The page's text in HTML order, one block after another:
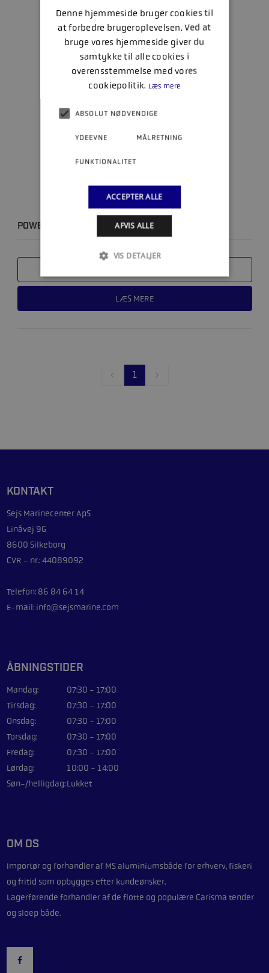
POWER TRIM OG STYRETØJS OLIE - 946 ML
LÆS MERE
1
KONTAKT
Sejs Marinecenter ApS
Linåvej 9G
8600 Silkeborg
CVR - nr.: 44089092
Telefon: 86 84 64 14
E-mail: info@sejsmarine.com
ÅBNINGSTIDER
Mandag:
07:30 - 17:00
Tirsdag:
07:30 - 17:00
Onsdag:
07:30 - 17:00
Torsdag:
07:30 - 17:00
Fredag:
07:30 - 17:00
Lørdag:
10:00 - 14:00
Søn-/helligdag:Lukket
OM OS
Importør og forhandler af MS aluminiumsbåde for erhverv, fiskeri
og fritid som opbygges efter kundeønsker.
Lagerførende forhandler af de flotte og populære Carisma tender
og sloep både.
Denne hjemmeside bruger cookies til
at forbedre brugeroplevelsen. Ved at
bruge vores hjemmeside giver du
samtykke til alle cookies i
overensstemmelse med vores
cookiepolitik. Læs mere
ABSOLUT NØDVENDIGE
YDEEVNE MÅLRETNING
FUNKTIONALITET
ACCEPTER ALLE
AFVIS ALLE
VIS DETALJER